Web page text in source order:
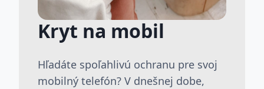
Kryt na mobil
Hľadáte spoľahlivú ochranu pre svoj
mobilný telefón? V dnešnej dobe,